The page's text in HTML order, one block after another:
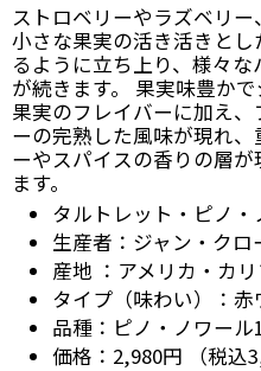
ストロベリーやラズベリ
小さな果実の活き活きと
るように立ち上り、様々
が続きます。 果実味豊か
果実のフレイバーに加え
ーの完熟した風味が現れ
ーやスパイスの香りの層
ます。
タルトレット・ピノ・
ジャン・クロ
アメリカ・カ
赤
ピノ・ノワール
2,980円 （税込